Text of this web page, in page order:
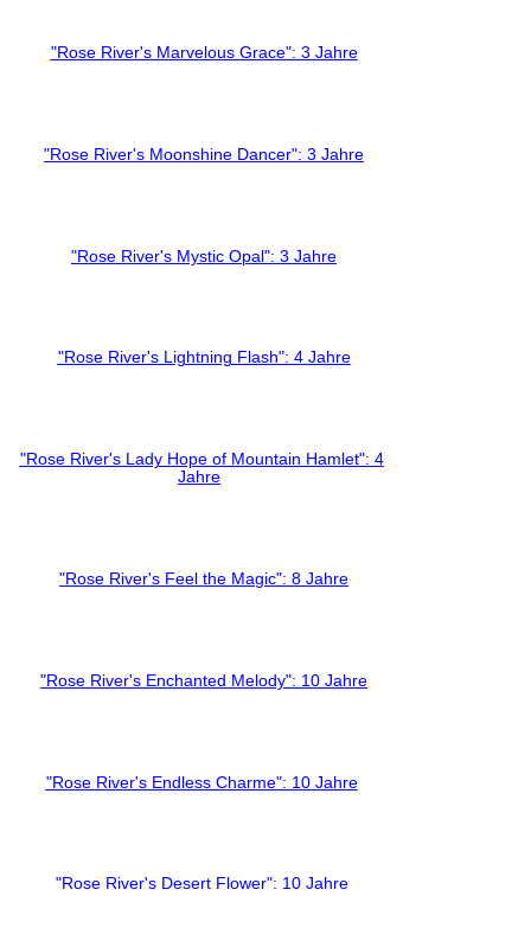
"Rose River's Marvelous Grace": 3 Jahre
"Rose River's Moonshine Dancer": 3 Jahre
"Rose River's Mystic Opal": 3 Jahre
"Rose River's Lightning Flash": 4 Jahre
"Rose River's Lady Hope of Mountain Hamlet": 4
Jahre
"Rose River's Feel the Magic": 8 Jahre
"Rose River's Enchanted Melody": 10 Jahre
"Rose River's Endless Charme": 10 Jahre
"Rose River's Desert Flower": 10 Jahre